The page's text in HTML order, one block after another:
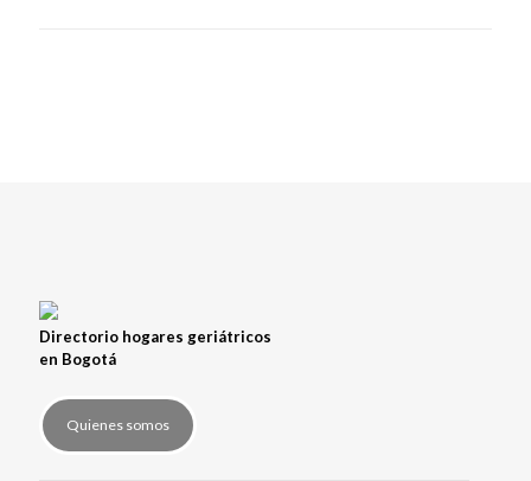
Directorio hogares geriátricos
en Bogotá
Quienes somos